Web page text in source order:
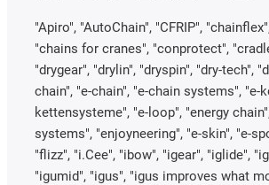
"Apiro", "AutoChain", "CFRIP",
"chains for cranes", "conprotect",
"drygear", "drylin", "dryspin", "dry-tech",
chain", "e-chain", "e-chain systems", "e-
kettensysteme", "e-loop", "energy
systems", "enjoyneering", "e-skin", "e-
"flizz", "i.Cee", "ibow", "igear", "iglide",
"igumid", "igus", "igus improves what